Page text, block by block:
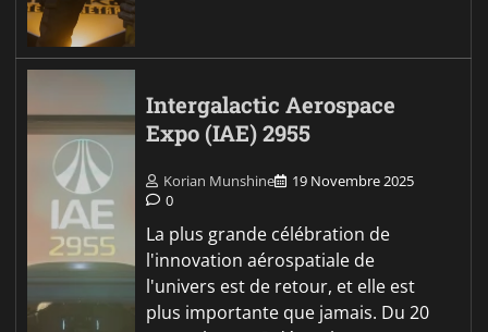
Intergalactic Aerospace
Expo (IAE) 2955
Korian Munshine
19 Novembre 2025
0
La plus grande célébration de
l'innovation aérospatiale de
l'univers est de retour, et elle est
plus importante que jamais. Du 20